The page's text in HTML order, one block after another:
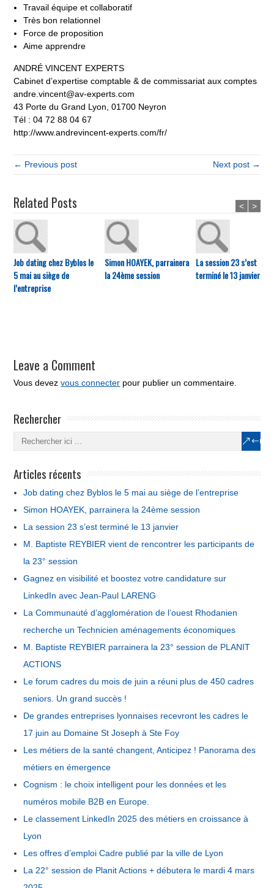
Travail équipe et collaboratif
Très bon relationnel
Force de proposition
Aime apprendre
ANDRÉ VINCENT EXPERTS
Cabinet d’expertise comptable & de commissariat aux comptes
andre.vincent@av-experts.com
43 Porte du Grand Lyon, 01700 Neyron
Tél : 04 72 88 04 67
http://www.andrevincent-experts.com/fr/
← Previous post Next post →
Related Posts
Job dating chez Byblos le
5 mai au siège de
l’entreprise
Simon HOAYEK, parrainera
la 24ème session
La session 23 s’est
terminé le 13 janvier
< >
Leave a Comment
Vous devezvous connecter pour publier un commentaire.
Rechercher
Articles récents
Job dating chez Byblos le 5 mai au siège de l’entreprise
Simon HOAYEK, parrainera la 24ème session
La session 23 s’est terminé le 13 janvier
M. Baptiste REYBIER vient de rencontrer les participants de
la 23° session
Gagnez en visibilité et boostez votre candidature sur
LinkedIn avec Jean-Paul LARENG
La Communauté d’agglomération de l’ouest Rhodanien
recherche un Technicien aménagements économiques
M. Baptiste REYBIER parrainera la 23° session de PLANIT
ACTIONS
Le forum cadres du mois de juin a réuni plus de 450 cadres
seniors. Un grand succès !
De grandes entreprises lyonnaises recevront les cadres le
17 juin au Domaine St Joseph à Ste Foy
Les métiers de la santé changent, Anticipez ! Panorama des
métiers en émergence
Cognism : le choix intelligent pour les données et les
numéros mobile B2B en Europe.
Le classement LinkedIn 2025 des métiers en croissance à
Lyon
Les offres d’emploi Cadre publié par la ville de Lyon
La 22° session de Planit Actions + débutera le mardi 4 mars